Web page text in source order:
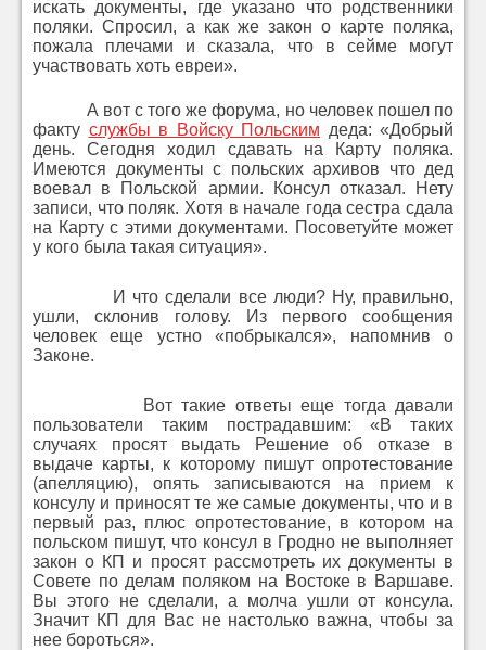
искать документы, где указано что родственники
поляки. Спросил, а как же закон о карте поляка,
пожала плечами и сказала, что в сейме могут
участвовать хоть евреи».
А вот с того же форума, но человек пошел по
факту службы в Войску Польским деда: «Добрый
день. Сегодня ходил сдавать на Карту поляка.
Имеются документы с польских архивов что дед
воевал в Польской армии. Консул отказал. Нету
записи, что поляк. Хотя в начале года сестра сдала
на Карту с этими документами. Посоветуйте может
у кого была такая ситуация».
И что сделали все люди? Ну, правильно,
ушли, склонив голову. Из первого сообщения
человек еще устно «побрыкался», напомнив о
Законе.
Вот такие ответы еще тогда давали
пользователи таким пострадавшим: «В таких
случаях просят выдать Решение об отказе в
выдаче карты, к которому пишут опротестование
(апелляцию), опять записываются на прием к
консулу и приносят те же самые документы, что и в
первый раз, плюс опротестование, в котором на
польском пишут, что консул в Гродно не выполняет
закон о КП и просят рассмотреть их документы в
Совете по делам поляком на Востоке в Варшаве.
Вы этого не сделали, а молча ушли от консула.
Значит КП для Вас не настолько важна, чтобы за
нее бороться».